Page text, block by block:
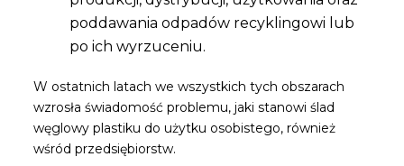
poddawania odpadów recyklingowi lub
po ich wyrzuceniu.
W ostatnich latach we wszystkich tych obszarach
wzrosła świadomość problemu, jaki stanowi ślad
węglowy plastiku do użytku osobistego, również
wśród przedsiębiorstw.